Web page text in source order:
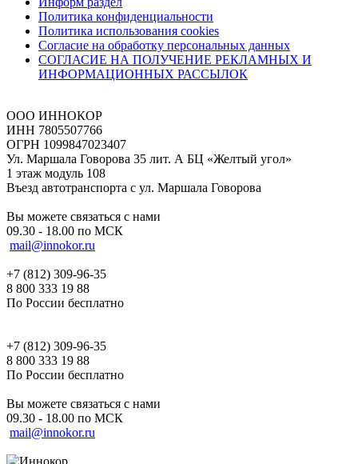
Политика конфиденциальности
Политика использования cookies
Согласие на обработку персональных данных
СОГЛАСИЕ НА ПОЛУЧЕНИЕ РЕКЛАМНЫХ И
ИНФОРМАЦИОННЫХ РАССЫЛОК
ООО ИННОКОР
ИНН 7805507766
ОГРН 1099847023407
Ул. Маршала Говорова 35 лит. А БЦ «Желтый угол»
1 этаж модуль 108
Въезд автотранспорта с ул. Маршала Говорова
Вы можете связаться с нами
09.30 - 18.00 по МСК
mail@innokor.ru
+7 (812) 309-96-35
8 800 333 19 88
По России бесплатно
+7 (812) 309-96-35
8 800 333 19 88
По России бесплатно
Вы можете связаться с нами
09.30 - 18.00 по МСК
mail@innokor.ru